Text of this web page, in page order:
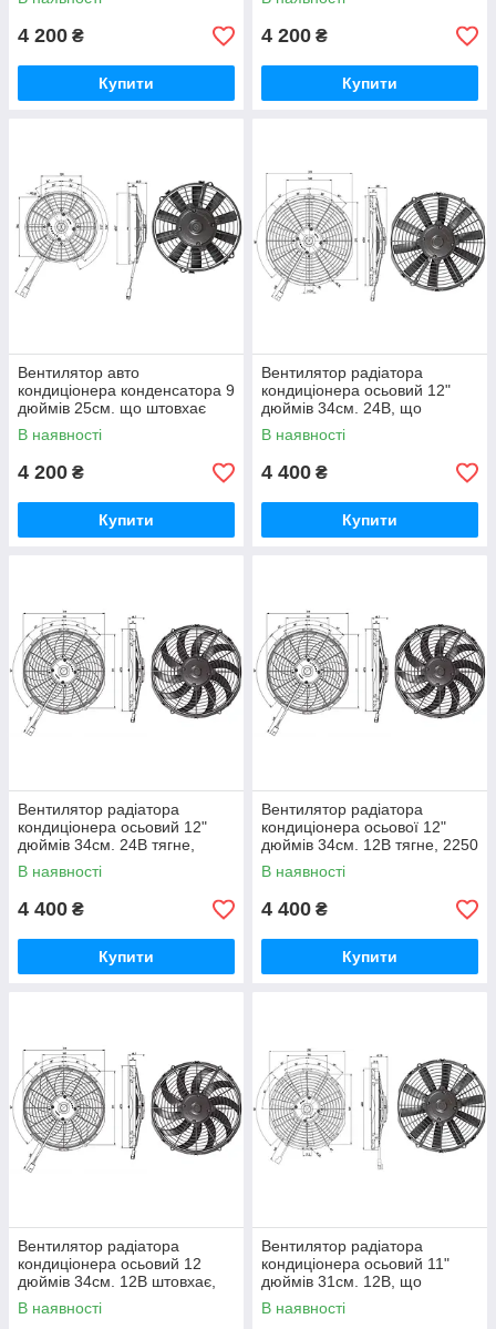
4 200 ₴
Купити
4 200 ₴
Купити
Вентилятор авто
кондиціонера конденсатора 9
дюймів 25см. що штовхає
24В (Kormas) (1050m/h)
В наявності
4 200 ₴
Купити
Вентилятор радіатора
кондиціонера осьовий 12"
дюймів 34см. 24В, що
штовхає, (Kormas) (2000m/h)
В наявності
4 400 ₴
Купити
Вентилятор радіатора
кондиціонера осьовий 12"
дюймів 34см. 24В тягне,
(Kormas) (2300m/h)
В наявності
4 400 ₴
Купити
Вентилятор радіатора
кондиціонера осьової 12"
дюймів 34см. 12В тягне, 2250
м3/год (Kormas)
В наявності
4 400 ₴
Купити
Вентилятор радіатора
кондиціонера осьовий 12
дюймів 34см. 12В штовхає,
2020 м3/год (Kormas)
В наявності
Вентилятор радіатора
кондиціонера осьовий 11"
дюймів 31см. 12В, що
штовхає, 1600 м3/год
(Kormas)
В наявності